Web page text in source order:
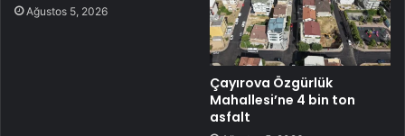
Ağustos 5, 2026
Çayırova Özgürlük
Mahallesi’ne 4 bin ton
asfalt